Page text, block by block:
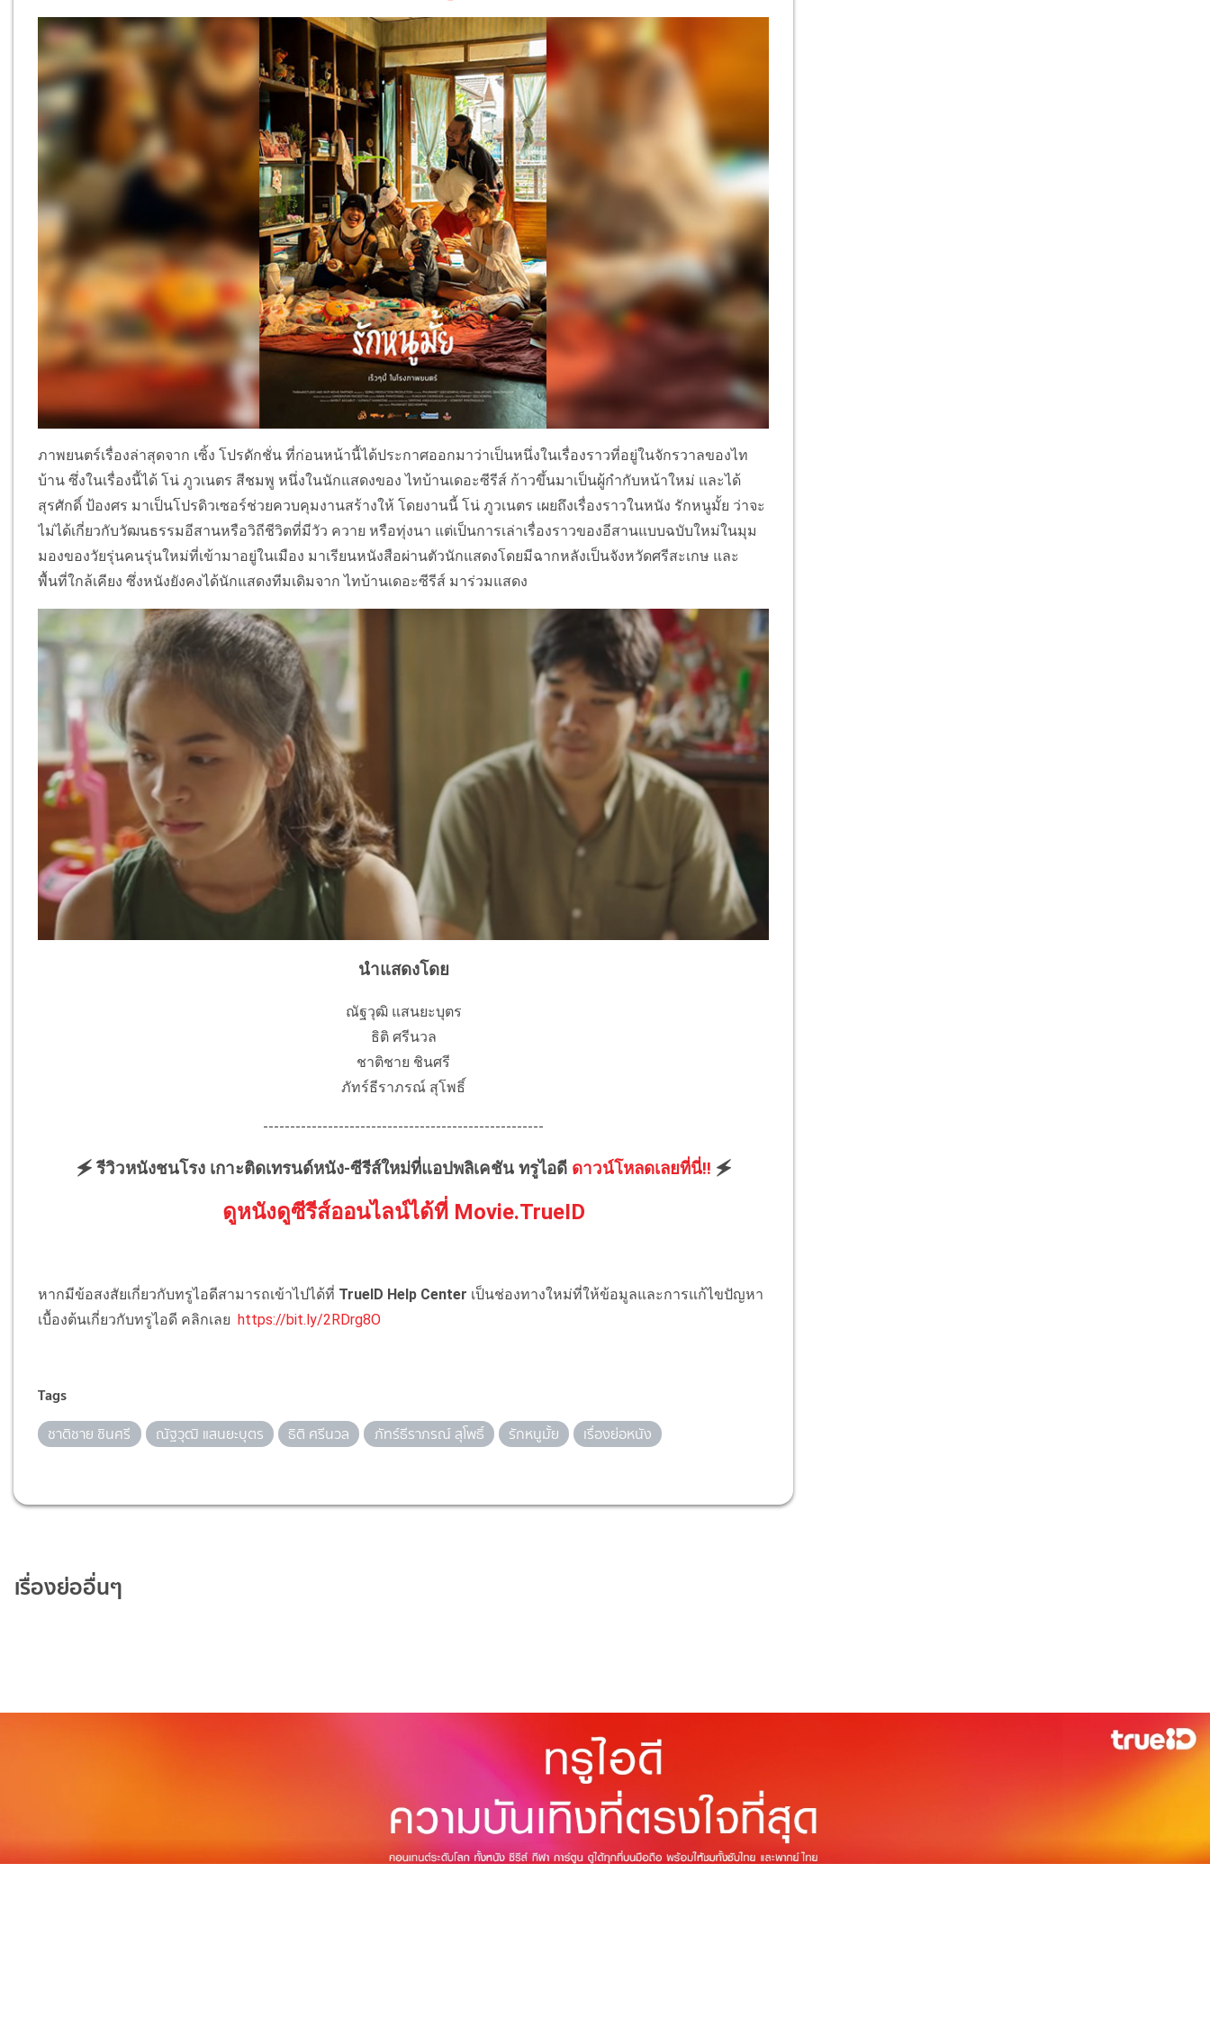
ภาพยนตร์เรื่องล่าสุดจาก เซิ้ง โปรดักชั่น ที่ก่อนหน้านี้ได้ประกาศออกมาว่าเป็นหนึ่งในเรื่องราวที่อยู่ในจักรวาลของไท
บ้าน ซึ่งในเรื่องนี้ได้ โน่ ภูวเนตร สีชมพู หนึ่งในนักแสดงของ ไทบ้านเดอะซีรีส์ ก้าวขึ้นมาเป็นผู้กำกับหน้าใหม่ และได้
สุรศักดิ์ ป้องศร มาเป็นโปรดิวเซอร์ช่วยควบคุมงานสร้างให้ โดยงานนี้ โน่ ภูวเนตร เผยถึงเรื่องราวในหนัง รักหนูมั้ย ว่าจะ
ไม่ได้เกี่ยวกับวัฒนธรรมอีสานหรือวิถีชีวิตที่มีวัว ควาย หรือทุ่งนา แต่เป็นการเล่าเรื่องราวของอีสานแบบฉบับใหม่ในมุม
มองของวัยรุ่นคนรุ่นใหม่ที่เข้ามาอยู่ในเมือง มาเรียนหนังสือผ่านตัวนักแสดงโดยมีฉากหลังเป็นจังหวัดศรีสะเกษ และ
พื้นที่ใกล้เคียง ซึ่งหนังยังคงได้นักแสดงทีมเดิมจาก ไทบ้านเดอะซีรีส์ มาร่วมแสดง
นำแสดงโดย
ณัฐวุฒิ แสนยะบุตร
ธิติ ศรีนวล
ชาติชาย ชินศรี
ภัทร์ธีราภรณ์ สุโพธิ์
----------------------------------------------------
🗲 รีวิวหนังชนโรง เกาะติดเทรนด์หนัง-ซีรีส์ใหม่ที่แอปพลิเคชัน ทรูไอดี ดาวน์โหลดเลยที่นี่!! 🗲
ดูหนังดูซีรีส์ออนไลน์ได้ที่ Movie.TrueID
หากมีข้อสงสัยเกี่ยวกับทรูไอดีสามารถเข้าไปได้ที่ TrueID Help Center เป็นช่องทางใหม่ที่ให้ข้อมูลและการแก้ไขปัญหา
เบื้องต้นเกี่ยวกับทรูไอดี คลิกเลยhttps://bit.ly/2RDrg8O
Tags
ชาติชาย ชินศรี ณัฐวุฒิ แสนยะบุตร ธิติ ศรีนวล ภัทร์ธีราภรณ์ สุโพธิ์ รักหนูมั้ย เรื่องย่อหนัง
เรื่องย่ออื่นๆ